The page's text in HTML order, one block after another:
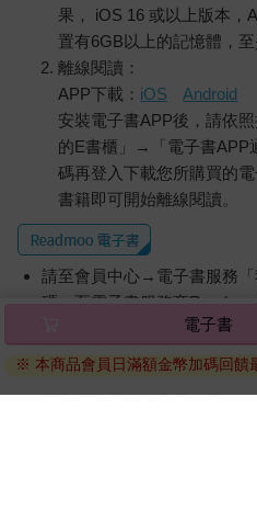
果， iOS 16 或以上版本，
置有6GB以上的記憶體，
離線閱讀：
APP下載： iOS
Android
安裝電子書APP後，請依
的E書櫃」→「電子書APP
碼再登入下載您所購買的
書籍即可開始離線閱讀。
請至會員中心→電子書服務
碼』至電子書服務商
因版權保護，您在金石堂所
的閱讀軟體開啟閱讀，無法
電子書
※ 本商品會員日滿額金幣加碼回饋